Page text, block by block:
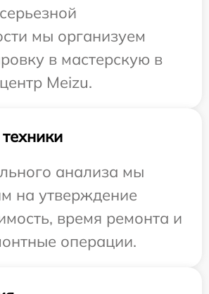
мы организуем
в мастерскую в
Meizu.
анализа мы
на утверждение
время ремонта и
операции.